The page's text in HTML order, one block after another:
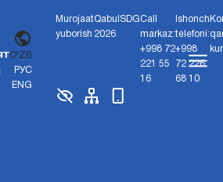
O'ZB
РУС
ENG
Murojaat
yuborish
Qabul
2026
SDGCall
markaz:
+998 72
221 55
16
Ishonch
telefoni:
+998
72 226
68 10